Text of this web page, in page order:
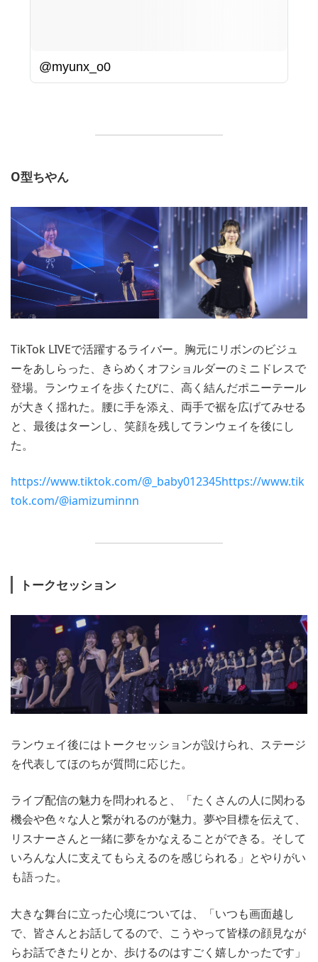
@myunx_o0
O型ちやん
TikTok LIVEで活躍するライバー。胸元にリボンのビジュ
ーをあしらった、きらめくオフショルダーのミニドレスで
登場。ランウェイを歩くたびに、高く結んだポニーテール
が大きく揺れた。腰に手を添え、両手で裾を広げてみせる
と、最後はターンし、笑顔を残してランウェイを後にし
た。
https://www.tiktok.com/@_baby012345https://www.tik
tok.com/@iamizuminnn
トークセッション
ランウェイ後にはトークセッションが設けられ、ステージ
を代表してほのちが質問に応じた。
ライブ配信の魅力を問われると、「たくさんの人に関わる
機会や色々な人と繋がれるのが魅力。夢や目標を伝えて、
リスナーさんと一緒に夢をかなえることができる。そして
いろんな人に支えてもらえるのを感じられる」とやりがい
も語った。
大きな舞台に立った心境については、「いつも画面越し
で、皆さんとお話してるので、こうやって皆様の顔見なが
らお話できたりとか、歩けるのはすごく嬉しかったです」